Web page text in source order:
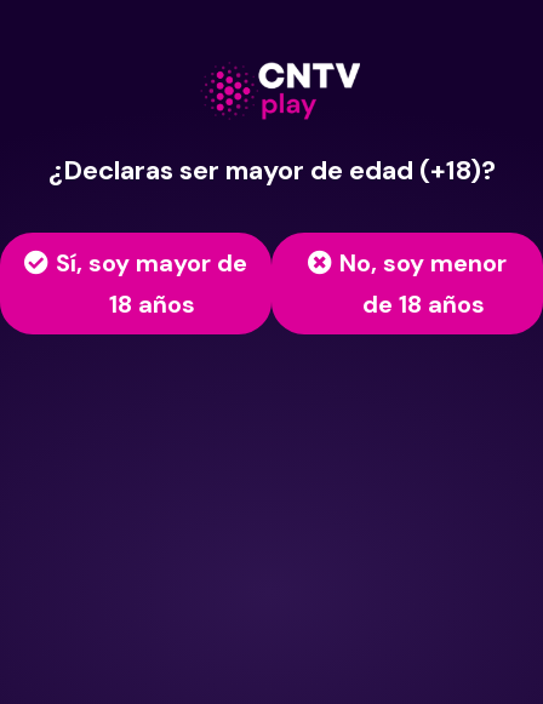
¿Declaras ser mayor de edad (+18)?
Sí, soy mayor de
18 años
No, soy menor
de 18 años